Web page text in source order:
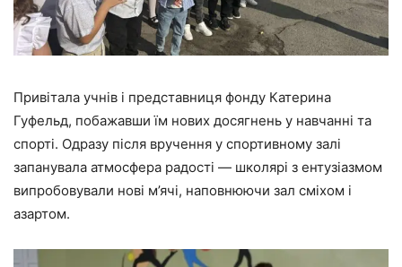
Привітала учнів і представниця фонду Катерина
Гуфельд, побажавши їм нових досягнень у навчанні та
спорті. Одразу після вручення у спортивному залі
запанувала атмосфера радості — школярі з ентузіазмом
випробовували нові м’ячі, наповнюючи зал сміхом і
азартом.